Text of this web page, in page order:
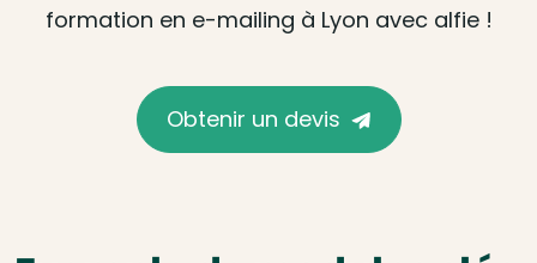
formation en e-mailing à Lyon avec alfie !
Obtenir un devis